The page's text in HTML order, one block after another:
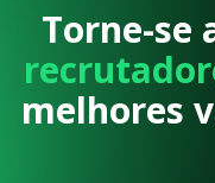
Torne-se
melhores